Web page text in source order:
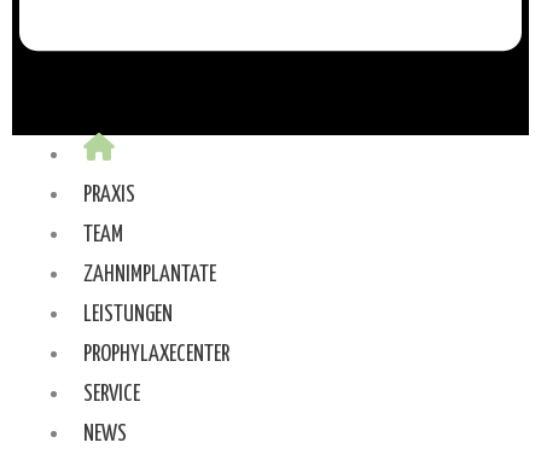
PRAXIS
TEAM
ZAHNIMPLANTATE
LEISTUNGEN
PROPHYLAXECENTER
SERVICE
NEWS